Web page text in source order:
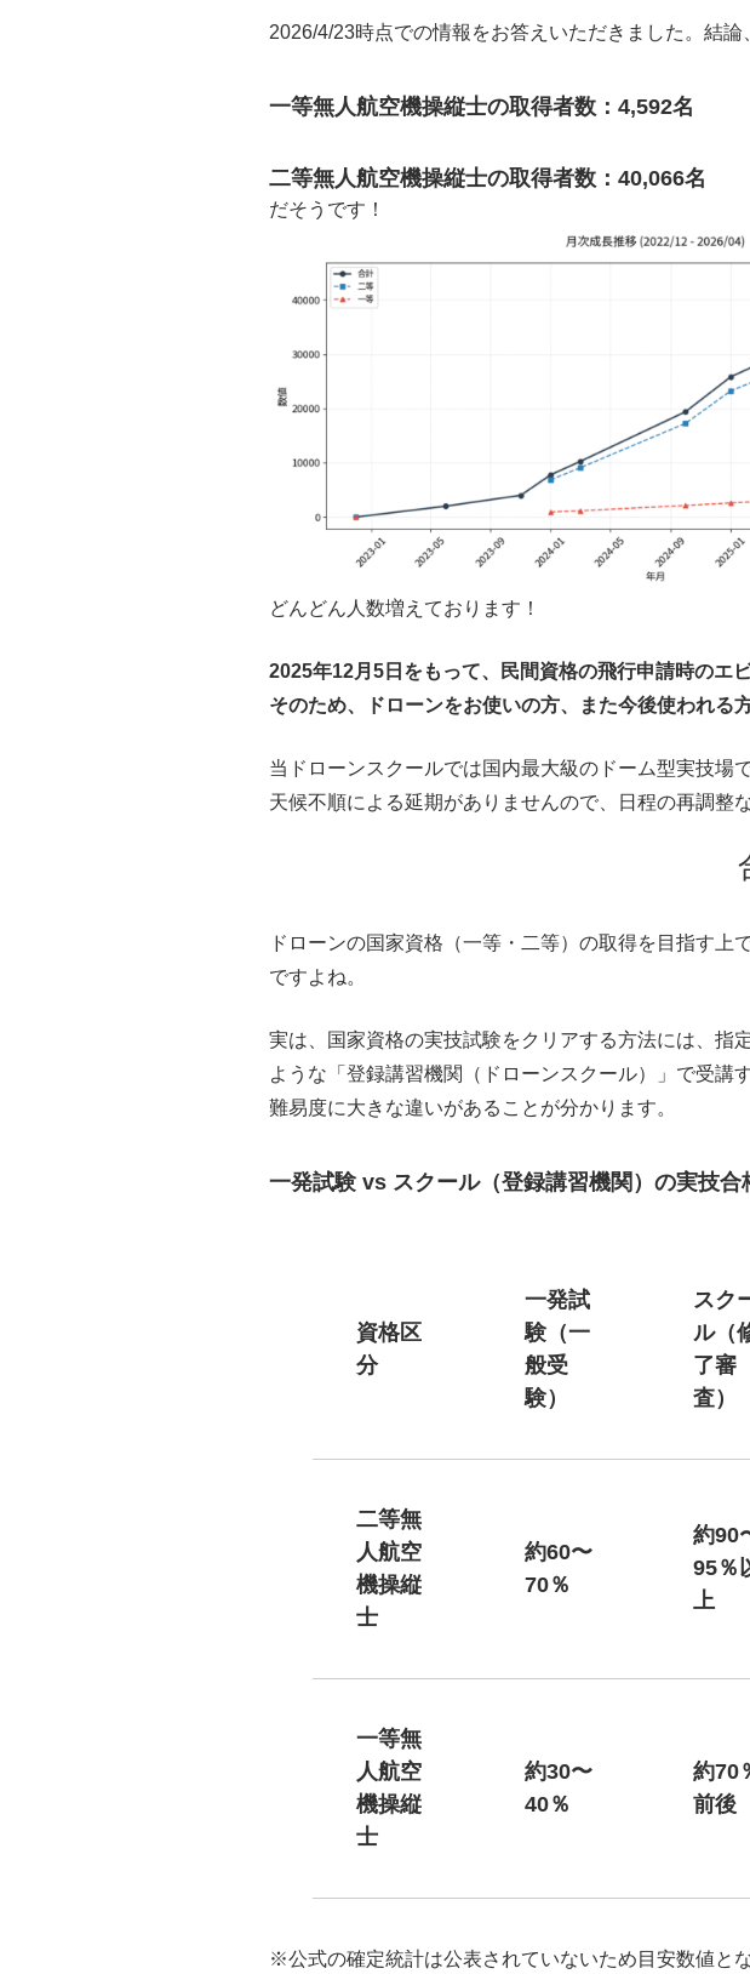
2026/4/23時点での情報をお答えいただきました。結論
一等無人航空機操縦士の取得者数：4,592名
二等無人航空機操縦士の取得者数：40,066名
だそうです！
どんどん人数増えております！
2025年12月5日をもって、民間資格の飛行申請時のエ
そのため、ドローンをお使いの方、また今後使われる
当ドローンスクールでは国内最大級のドーム型実技場
天候不順による延期がありませんので、日程の再調整
ドローンの国家資格（一等・二等）の取得を目指す
ですよね。
実は、国家資格の実技試験をクリアする方法には、指
ような「登録講習機関（ドローンスクール）」で受講
難易度に大きな違いがあることが分かります。
一発試験 vs スクール（登録講習機関）の実技合
資格区
分
一発試
験（一
般受
験）
スク
ル（
了審
査）
二等無
人航空
機操縦
士
約60〜
70％
約90
95％
上
一等無
人航空
機操縦
士
約30〜
40％
約70
前後
※公式の確定統計は公表されていないため目安数値とな